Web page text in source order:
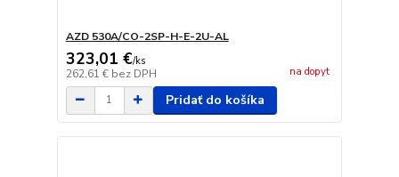
AZD 530A/CO-2SP-H-E-2U-AL
323,01 €/ks
262,61 € bez DPH na dopyt
Pridať do košíka